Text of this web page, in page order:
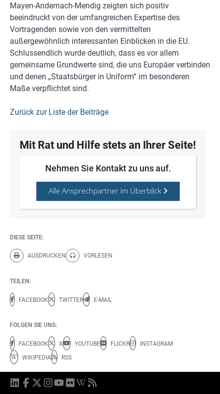
Mayen-Andernach-Mendig zeigten sich positiv
beeindruckt von der umfangreichen Expertise des
Vortragenden sowie von den vermittelten
außergewöhnlich interessanten Einblicken in die EU.
Schlussendlich wurde deutlich, dass es vor allem
gemeinsame Grundwerte sind, die uns Europäer verbinden
und denen „Staatsbürger in Uniform“ im besonderen
Maße verpflichtet sind.
Zurück zur Liste der Beiträge
Mit Rat und Hilfe stets an Ihrer Seite!
Nehmen Sie Kontakt zu uns auf.
Alle Ansprechpartner im Überblick
DIESE SEITE:
AUSDRUCKEN
Diese Seite drucken.
VORLESEN
Diese Seite vorlesen.
TEILEN:
FACEBOOK TWITTER E-MAIL
FOLGEN SIE UNS:
FACEBOOK X YOUTUBE FLICKR
INSTAGRAM
WIKIPEDIA
RSS